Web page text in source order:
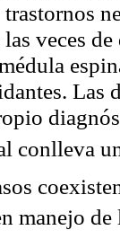
veces
Las
conlleva
manejo